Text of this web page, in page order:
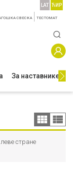
СВЕСКА TЕСТОМАТ
LAT ЋИР
За наставнике
стране